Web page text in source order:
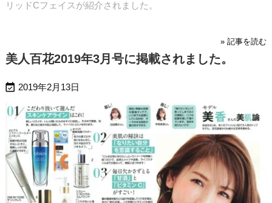
リッドCフェイスが紹介されました。
» 記事を読む
美人百花2019年3月号に掲載されました。
 2019年2月13日